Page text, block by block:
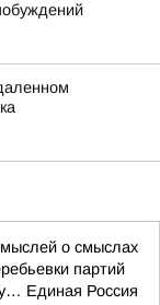
о смыслах
партий
Единая Россия